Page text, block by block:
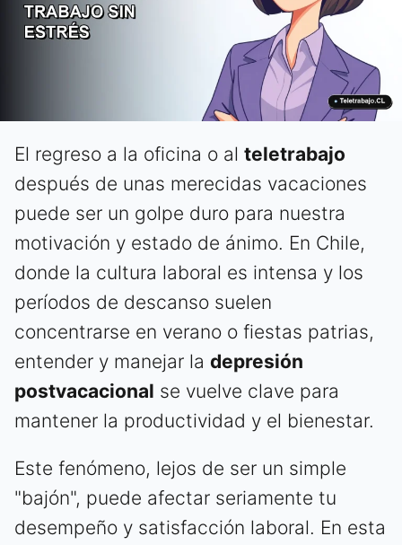
El regreso a la oficina o al teletrabajo
después de unas merecidas vacaciones
puede ser un golpe duro para nuestra
motivación y estado de ánimo. En Chile,
donde la cultura laboral es intensa y los
períodos de descanso suelen
concentrarse en verano o fiestas patrias,
entender y manejar la depresión
postvacacional se vuelve clave para
mantener la productividad y el bienestar.
Este fenómeno, lejos de ser un simple
"bajón", puede afectar seriamente tu
desempeño y satisfacción laboral. En esta